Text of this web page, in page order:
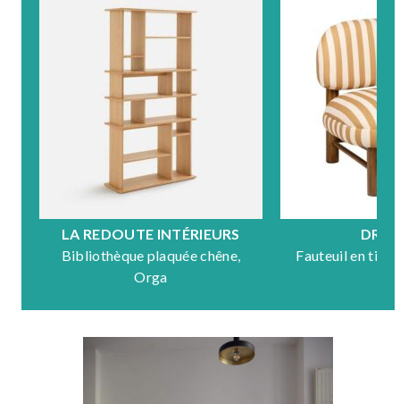
LA REDOUTE INTÉRIEURS
Bibliothèque plaquée chêne,
Orga
Fauteuil en